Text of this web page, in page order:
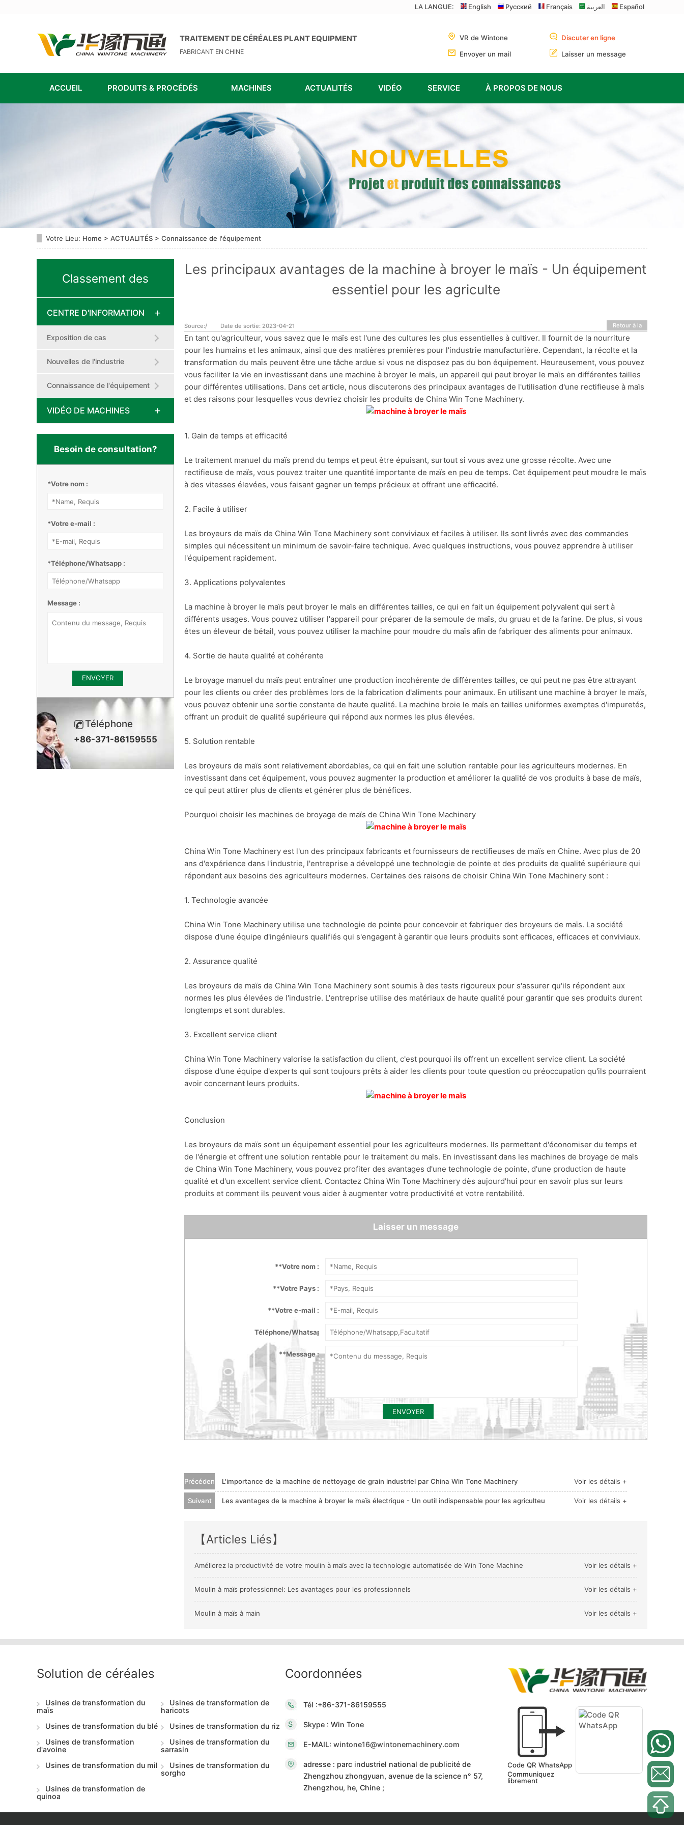
LA LANGUE: English Русский Français العربية Español
TRAITEMENT DE CÉRÉALES PLANT EQUIPMENT
FABRICANT EN CHINE
VR de Wintone
Discuter en ligne
Envoyer un mail
Laisser un message
ACCUEIL PRODUITS & PROCÉDÉS MACHINES ACTUALITÉS VIDÉO SERVICE À PROPOS DE NOUS
Votre Lieu: Home > ACTUALITÉS > Connaissance de l'équipement
Les principaux avantages de la machine à broyer le maïs - Un équipement
essentiel pour les agriculte
Retour à la
liste
Source:/ Date de sortie: 2023-04-21
En tant qu'agriculteur, vous savez que le maïs est l'une des cultures les plus essentielles à cultiver. Il fournit de la nourriture
pour les humains et les animaux, ainsi que des matières premières pour l'industrie manufacturière. Cependant, la récolte et la
transformation du maïs peuvent être une tâche ardue si vous ne disposez pas du bon équipement. Heureusement, vous pouvez
vous faciliter la vie en investissant dans une machine à broyer le maïs, un appareil qui peut broyer le maïs en différentes tailles
pour différentes utilisations. Dans cet article, nous discuterons des principaux avantages de l'utilisation d'une rectifieuse à maïs
et des raisons pour lesquelles vous devriez choisir les produits de China Win Tone Machinery.
1. Gain de temps et efficacité
Le traitement manuel du maïs prend du temps et peut être épuisant, surtout si vous avez une grosse récolte. Avec une
rectifieuse de maïs, vous pouvez traiter une quantité importante de maïs en peu de temps. Cet équipement peut moudre le maïs
à des vitesses élevées, vous faisant gagner un temps précieux et offrant une efficacité.
2. Facile à utiliser
Les broyeurs de maïs de China Win Tone Machinery sont conviviaux et faciles à utiliser. Ils sont livrés avec des commandes
simples qui nécessitent un minimum de savoir-faire technique. Avec quelques instructions, vous pouvez apprendre à utiliser
l'équipement rapidement.
3. Applications polyvalentes
La machine à broyer le maïs peut broyer le maïs en différentes tailles, ce qui en fait un équipement polyvalent qui sert à
différents usages. Vous pouvez utiliser l'appareil pour préparer de la semoule de maïs, du gruau et de la farine. De plus, si vous
êtes un éleveur de bétail, vous pouvez utiliser la machine pour moudre du maïs afin de fabriquer des aliments pour animaux.
4. Sortie de haute qualité et cohérente
Le broyage manuel du maïs peut entraîner une production incohérente de différentes tailles, ce qui peut ne pas être attrayant
pour les clients ou créer des problèmes lors de la fabrication d'aliments pour animaux. En utilisant une machine à broyer le maïs,
vous pouvez obtenir une sortie constante de haute qualité. La machine broie le maïs en tailles uniformes exemptes d'impuretés,
offrant un produit de qualité supérieure qui répond aux normes les plus élevées.
5. Solution rentable
Les broyeurs de maïs sont relativement abordables, ce qui en fait une solution rentable pour les agriculteurs modernes. En
investissant dans cet équipement, vous pouvez augmenter la production et améliorer la qualité de vos produits à base de maïs,
ce qui peut attirer plus de clients et générer plus de bénéfices.
Pourquoi choisir les machines de broyage de maïs de China Win Tone Machinery
China Win Tone Machinery est l'un des principaux fabricants et fournisseurs de rectifieuses de maïs en Chine. Avec plus de 20
ans d'expérience dans l'industrie, l'entreprise a développé une technologie de pointe et des produits de qualité supérieure qui
répondent aux besoins des agriculteurs modernes. Certaines des raisons de choisir China Win Tone Machinery sont :
1. Technologie avancée
China Win Tone Machinery utilise une technologie de pointe pour concevoir et fabriquer des broyeurs de maïs. La société
dispose d'une équipe d'ingénieurs qualifiés qui s'engagent à garantir que leurs produits sont efficaces, efficaces et conviviaux.
2. Assurance qualité
Les broyeurs de maïs de China Win Tone Machinery sont soumis à des tests rigoureux pour s'assurer qu'ils répondent aux
normes les plus élevées de l'industrie. L'entreprise utilise des matériaux de haute qualité pour garantir que ses produits durent
longtemps et sont durables.
3. Excellent service client
China Win Tone Machinery valorise la satisfaction du client, c'est pourquoi ils offrent un excellent service client. La société
dispose d'une équipe d'experts qui sont toujours prêts à aider les clients pour toute question ou préoccupation qu'ils pourraient
avoir concernant leurs produits.
Conclusion
Les broyeurs de maïs sont un équipement essentiel pour les agriculteurs modernes. Ils permettent d'économiser du temps et
de l'énergie et offrent une solution rentable pour le traitement du maïs. En investissant dans les machines de broyage de maïs
de China Win Tone Machinery, vous pouvez profiter des avantages d'une technologie de pointe, d'une production de haute
qualité et d'un excellent service client. Contactez China Win Tone Machinery dès aujourd'hui pour en savoir plus sur leurs
produits et comment ils peuvent vous aider à augmenter votre productivité et votre rentabilité.
Laisser un message
**Votre nom :
**Votre Pays :
**Votre e-mail :
Téléphone/Whatsapp :
**Message :
ENVOYER
Voir les détails +
Précédent L'importance de la machine de nettoyage de grain industriel par China Win Tone Machinery
Voir les détails +
Suivant Les avantages de la machine à broyer le maïs électrique - Un outil indispensable pour les agriculteu
【Articles Liés】
Voir les détails +
Améliorez la productivité de votre moulin à maïs avec la technologie automatisée de Win Tone Machine
Voir les détails +
Moulin à maïs professionnel: Les avantages pour les professionnels
Voir les détails +
Moulin à maïs à main
Classement des
messages
CENTRE D'INFORMATION
Exposition de cas
Nouvelles de l'industrie
Connaissance de l'équipement
VIDÉO DE MACHINES
Besoin de consultation?
*Votre nom :
*Votre e-mail :
*Téléphone/Whatsapp :
Message :
Téléphone
+86-371-86159555
Solution de céréales
Usines de transformation du
maïs
Usines de transformation de
haricots
Usines de transformation du blé
Usines de transformation du riz
Usines de transformation
d'avoine
Usines de transformation du
sarrasin
Usines de transformation du mil
Usines de transformation du
sorgho
Usines de transformation de
quinoa
Coordonnées
Tél :+86-371-86159555
Skype : Win Tone
E-MAIL: wintone16@wintonemachinery.com
adresse : parc industriel national de publicité de
Zhengzhou zhongyuan, avenue de la science n° 57,
Zhengzhou, he, Chine ;
Code QR WhatsApp
Communiquez
librement